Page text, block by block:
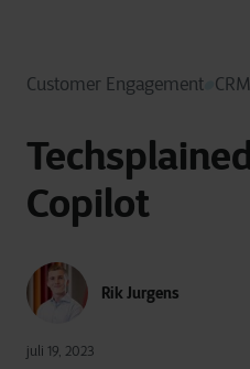
Customer Engagement CRM
Copilot
Rik Jurgens
juli 19, 2023